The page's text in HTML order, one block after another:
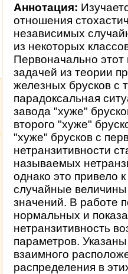
Аннотация:
отношения
независимых
из некоторых
Первоначально этот
задачей из теории
железных брусков с
парадоксальная
завода "хуже"
второго "хуже"
"хуже" брусков с
нетранзитивности
называемых
однако это привело
случайные
значений. В работе
нормальных и
нетранзитивность
параметров.
взаимного
распределения в